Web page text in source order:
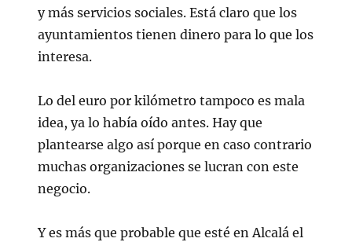
y más servicios sociales. Está claro que los
ayuntamientos tienen dinero para lo que los
interesa.
Lo del euro por kilómetro tampoco es mala
idea, ya lo había oído antes. Hay que
plantearse algo así porque en caso contrario
muchas organizaciones se lucran con este
negocio.
Y es más que probable que esté en Alcalá el